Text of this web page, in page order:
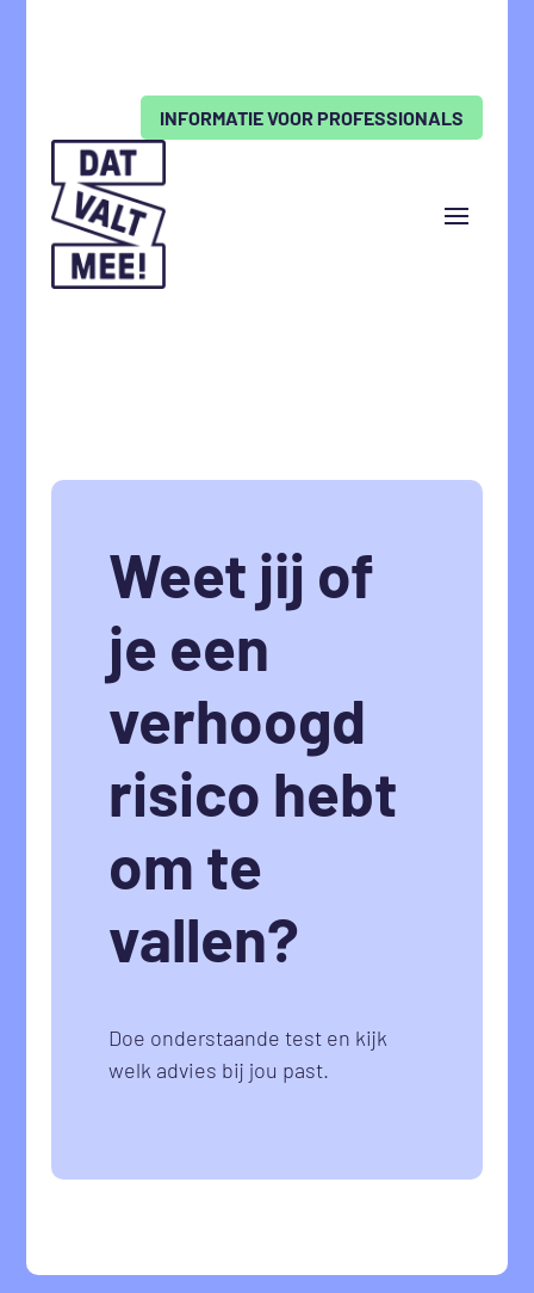
INFORMATIE VOOR PROFESSIONALS
Weet jij of
je een
verhoogd
risico hebt
om te
vallen?
Doe onderstaande test en kijk
welk advies bij jou past.